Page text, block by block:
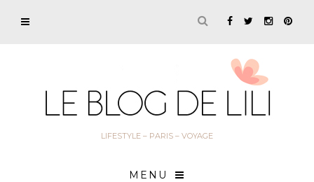
LIFESTYLE – PARIS – VOYAGE
MENU